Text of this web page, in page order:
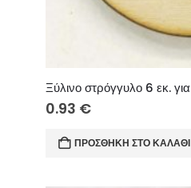
0.93 €
ΠΡΟΣΘΉΚΗ ΣΤΟ ΚΑΛΆΘΙ